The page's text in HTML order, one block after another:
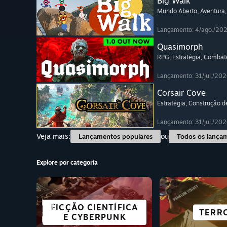
Mundo Aberto, Aventura
Lançamento: 4/ago./
Quasimorph
RPG, Estratégia,
Lançamento: 31/jul./
Corsair Cove
Estratégia, Construção
Lançamento: 31/jul./
Veja mais:
Lançamentos populares ou Todos os
Explore por categoria
FICÇÃO CIENTÍFICA
E CYBERPUNK
GRATUITOS PARA
JOGAR
ROMANCE
AVENTURA
MUNDO ABERTO ÓTIMOS